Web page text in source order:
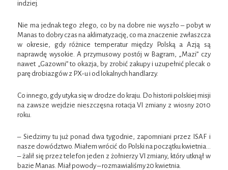
indziej.
Nie ma jednak tego złego, co by na dobre nie wyszło – pobyt w
Manas to dobry czas na aklimatyzację, co ma znaczenie zwłaszcza
w okresie, gdy różnice temperatur między Polską a Azją są
naprawdę wysokie. A przymusowy postój w Bagram, „Mazi” czy
nawet „Gazowni” to okazja, by zrobić zakupy i uzupełnić plecak o
parę drobiazgów z PX-u i od lokalnych handlarzy.
Co innego, gdy utyka się w drodze do kraju. Do historii polskiej misji
na zawsze wejdzie nieszczęsna rotacja VI zmiany z wiosny 2010
roku.
– Siedzimy tu już ponad dwa tygodnie, zapomniani przez ISAF i
nasze dowództwo. Miałem wrócić do Polski na początku kwietnia…
– żalił się przez telefon jeden z żołnierzy VI zmiany, który utknął w
bazie Manas. Miał powody – rozmawialiśmy 20 kwietnia.